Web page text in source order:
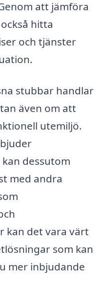
att jämföra
hitta
och tjänster
stubbar handlar
även om att
utemiljö.
dessutom
med andra
kan det vara värt
som kan
mer inbjudande